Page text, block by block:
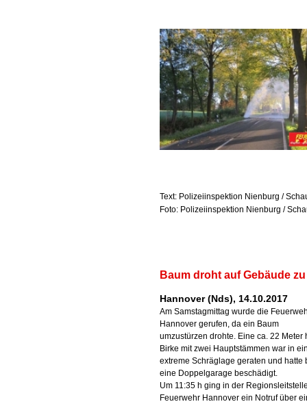
Text: Polizeiinspektion Nienburg /
Foto: Polizeiinspektion Nienburg /
Baum droht auf Gebäude
Hannover (Nds), 14.10.2017
Am Samstagmittag wurde die
Hannover gerufen, da ein Baum
umzustürzen drohte. Eine ca. 22 Meter
Birke mit zwei Hauptstämmen war in
extreme Schräglage geraten und hatte
eine Doppelgarage beschädigt.
Um 11:35 h ging in der
Feuerwehr Hannover ein Notruf über